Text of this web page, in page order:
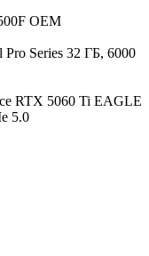
OEM
Рrо Series 32 ГБ, 6000
RTX 5060 Ti EAGLE
5.0